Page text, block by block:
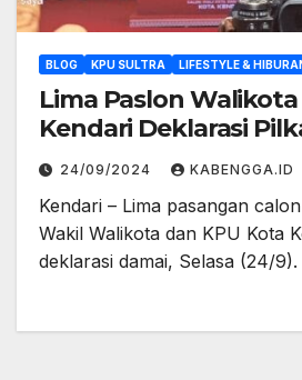
BLOG KPU SULTRA LIFESTYLE &
Lima Paslon
Kendari Deklarasi
24/09/2024 KABENGGA.ID
Kendari – Lima pasangan
Wakil Walikota dan KPU Kota
deklarasi damai, Selasa (24/